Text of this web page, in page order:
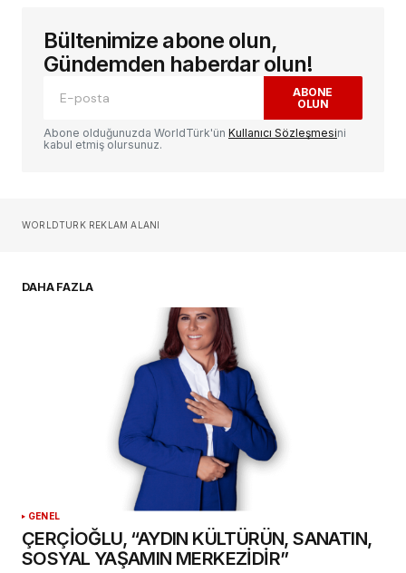
E-posta adresiniz yayınlanmayacak.
alanlar*ile işaretlenmişlerdir
Yorum
Sizin adınız*
Daha sonraki yorumlarımda kullanılması için
adım, e-posta adresim ve site adresim bu
tarayıcıya kaydedilsin.
YORUM GÖNDER
Bültenimize abone olun,
Gündemden haberdar olun!
ABONE
OLUN
Abone olduğunuzda WorldTürk'ün Kullanıcı Sözleşmesini
kabul etmiş olursunuz.
WORLDTURK REKLAM ALANI
DAHA FAZLA
GENEL
ÇERÇİOĞLU, “AYDIN KÜLTÜRÜN, SANATIN,
SOSYAL YAŞAMIN MERKEZİDİR”